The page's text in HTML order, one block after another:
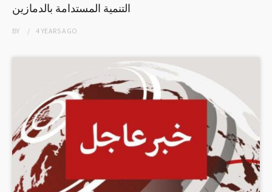
التنمية المستدامة بالدمازين
BY 4 YEARSAGO